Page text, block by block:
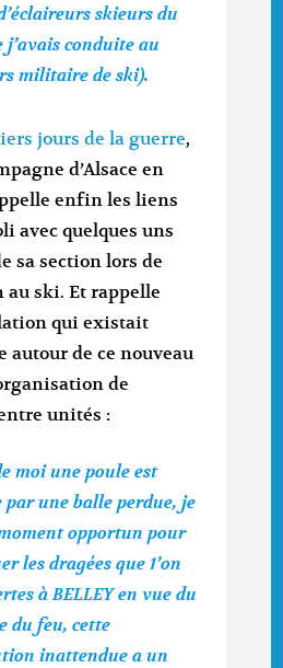
skieurs du
j’avais conduite au
militaire de ski).
jours de la guerre,
d’Alsace en
enfin les liens
avec quelques uns
sa section lors de
ski. Et rappelle
qui existait
autour de ce nouveau
de
unités :
moi une poule est
une balle perdue, je
opportun pour
les dragées que 1’on
à BELLEY en vue du
du feu, cette
inattendue a un